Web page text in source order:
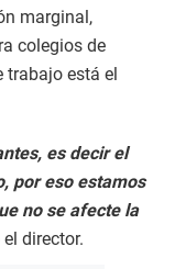
marginal,
colegios de
trabajo está el
es decir el
por eso estamos
no se afecte la
director.